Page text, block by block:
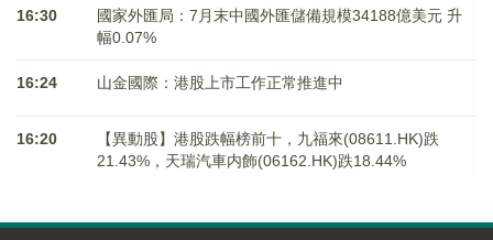
16:30
國家外匯局：7月末中國外匯儲備規模34188億美元 升
幅0.07%
16:24 山金國際：港股上市工作正常推進中
16:20
【異動股】港股跌幅榜前十，九福來(08611.HK)跌
21.43%，天瑞汽車内飾(06162.HK)跌18.44%